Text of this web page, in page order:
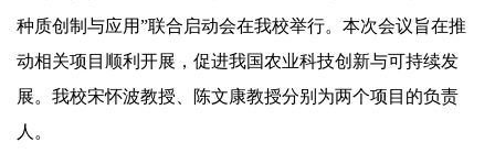
种质创制与应用”联合启动会在我校举行。本次会议旨在推
动相关项目顺利开展，促进我国农业科技创新与可持续发
展。我校宋怀波教授、陈文康教授分别为两个项目的负责
人。